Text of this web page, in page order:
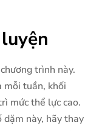
trình này.
mỗi tuần, khối
mức thể lực cao.
dặm này, hãy thay